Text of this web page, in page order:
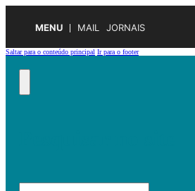
MENU MAIL JORNAIS
Saltar para o conteúdo principal Ir para o footer
Pesquisar